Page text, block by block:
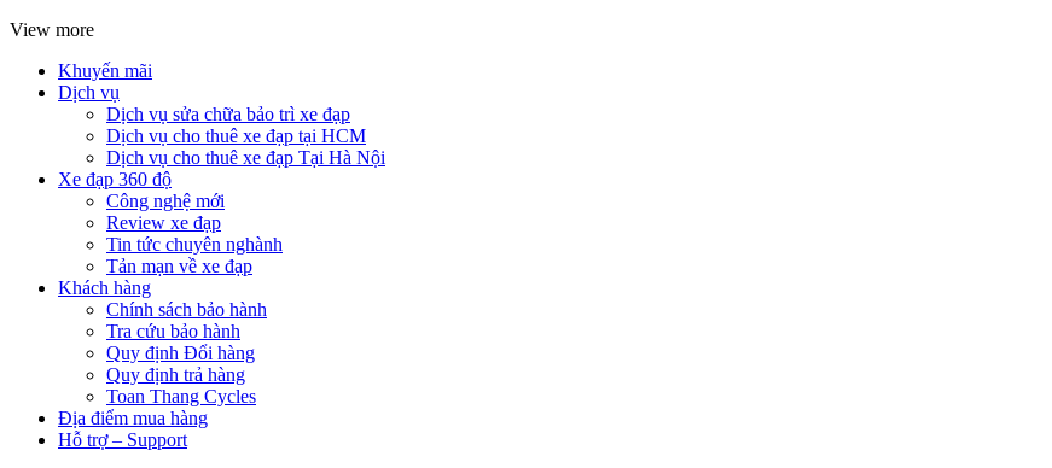
View more
Khuyến mãi
Dịch vụ
Dịch vụ sửa chữa bảo trì xe đạp
Dịch vụ cho thuê xe đạp tại HCM
Dịch vụ cho thuê xe đạp Tại Hà Nội
Xe đạp 360 độ
Công nghệ mới
Review xe đạp
Tin tức chuyên nghành
Tản mạn về xe đạp
Khách hàng
Chính sách bảo hành
Tra cứu bảo hành
Quy định Đổi hàng
Quy định trả hàng
Toan Thang Cycles
Địa điểm mua hàng
Hỗ trợ – Support